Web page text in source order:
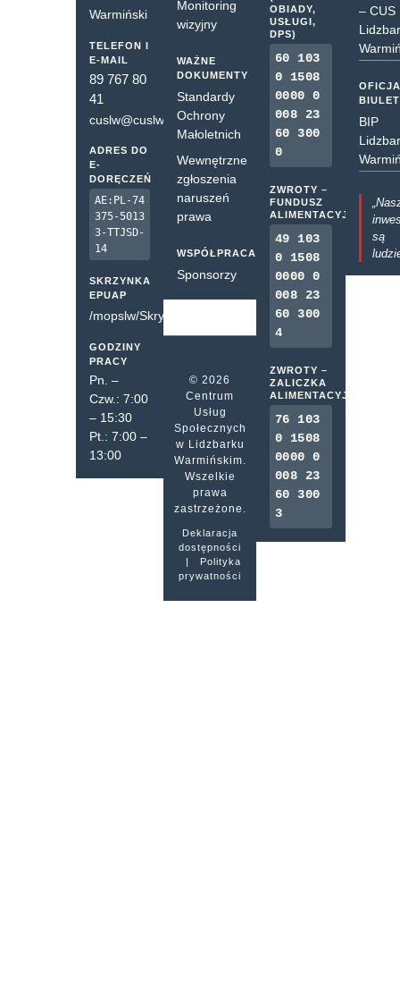
Warmiński
TELEFON I
E-MAIL
89 767 80
41
cuslw@cuslw.pl
ADRES DO
E-
DORĘCZEŃ
AE:PL-74
375-5013
3-TTJSD-
14
SKRZYNKA
EPUAP
/mopslw/SkrytkaESP
GODZINY
PRACY
Pn. –
Czw.: 7:00
– 15:30
Pt.: 7:00 –
13:00
Monitoring
wizyjny
WAŻNE
DOKUMENTY
Standardy
Ochrony
Małoletnich
Wewnętrzne
zgłoszenia
naruszeń
prawa
WSPÓŁPRACA
Sponsorzy
© 2026
Centrum
Usług
Społecznych
w Lidzbarku
Warmińskim.
Wszelkie
prawa
zastrzeżone.
Deklaracja
dostępności
|
Polityka
prywatności
OBIADY,
USŁUGI,
DPS)
60 103
0 1508
0000 0
008 23
60 300
0
ZWROTY –
FUNDUSZ
ALIMENTACYJNY
49 103
0 1508
0000 0
008 23
60 300
4
ZWROTY –
ZALICZKA
ALIMENTACYJNA
76 103
0 1508
0000 0
008 23
60 300
3
– CUS
BIP
są